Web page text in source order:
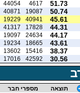
51.73
4617
44054
50.74
19087
40871
45.61
40941
19229
44.31
17828
41317
44.17
24634
19097
43.61
18665
19234
38.37
15416
13602
30.56
42592
17016
תוצאה מספרי חבר